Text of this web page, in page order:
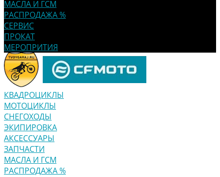
МАСЛА И ГСМ
РАСПРОДАЖА %
СЕРВИС
ПРОКАТ
МЕРОПРИТИЯ
КВАДРОЦИКЛЫ
МОТОЦИКЛЫ
СНЕГОХОДЫ
ЭКИПИРОВКА
АКСЕССУАРЫ
ЗАПЧАСТИ
МАСЛА И ГСМ
РАСПРОДАЖА %